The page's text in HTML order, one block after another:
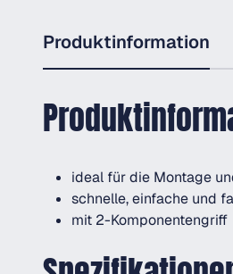
Produktinformation
ideal für die Montage
schnelle, einfache und
mit 2-Komponentengriff